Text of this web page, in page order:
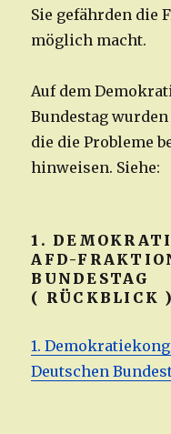
Sie gefährden die
möglich macht.
Auf dem
Bundestag
die die Probleme
hinweisen. Siehe:
1.
AFD-
BUNDESTAG
( RÜCKBLICK )
1.
Deutschen